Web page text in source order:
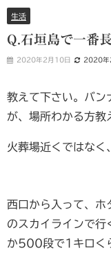
生活
Q.石垣島で一番
2020年2月10日 2020年
教えて下さい。バン
が、場所わかる方教
火葬場近くではなく
西口から入って、ホ
のスカイラインで行
か500段で1キロく